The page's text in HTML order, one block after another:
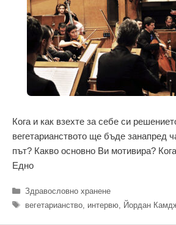
Кога и как взехте за себе си
вегетарианството ще бъде занапред
път? Какво основно Ви мотивира?
Едно
Категории
Здравословно хранене
Етикети
вегетарианство, интервю, Йордан